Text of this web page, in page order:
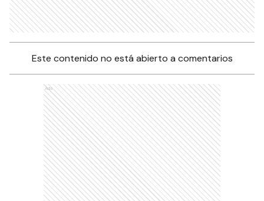
Este contenido no está abierto a comentarios
Ads